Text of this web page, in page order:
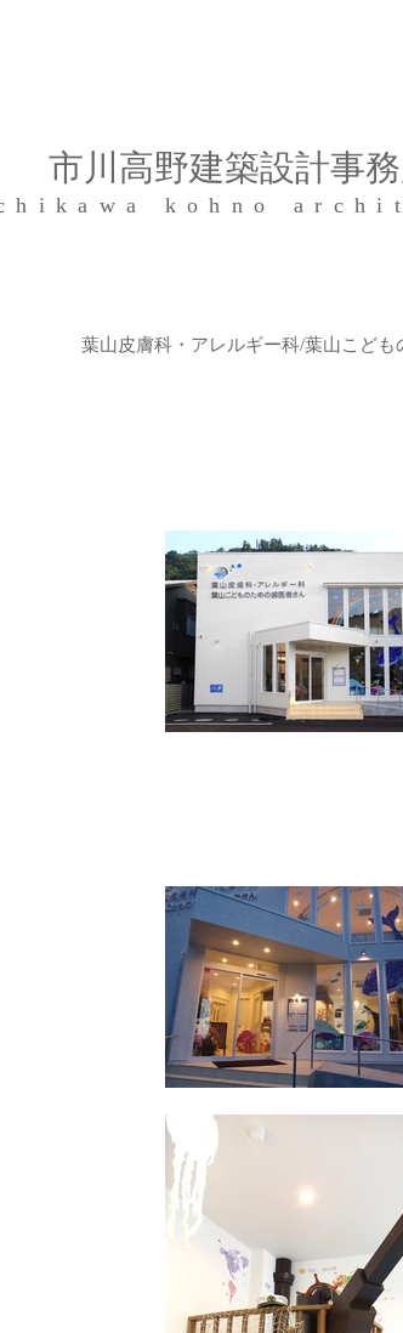
市川高野建築設計事
kohno
葉山皮膚科・アレルギー科/葉山こども